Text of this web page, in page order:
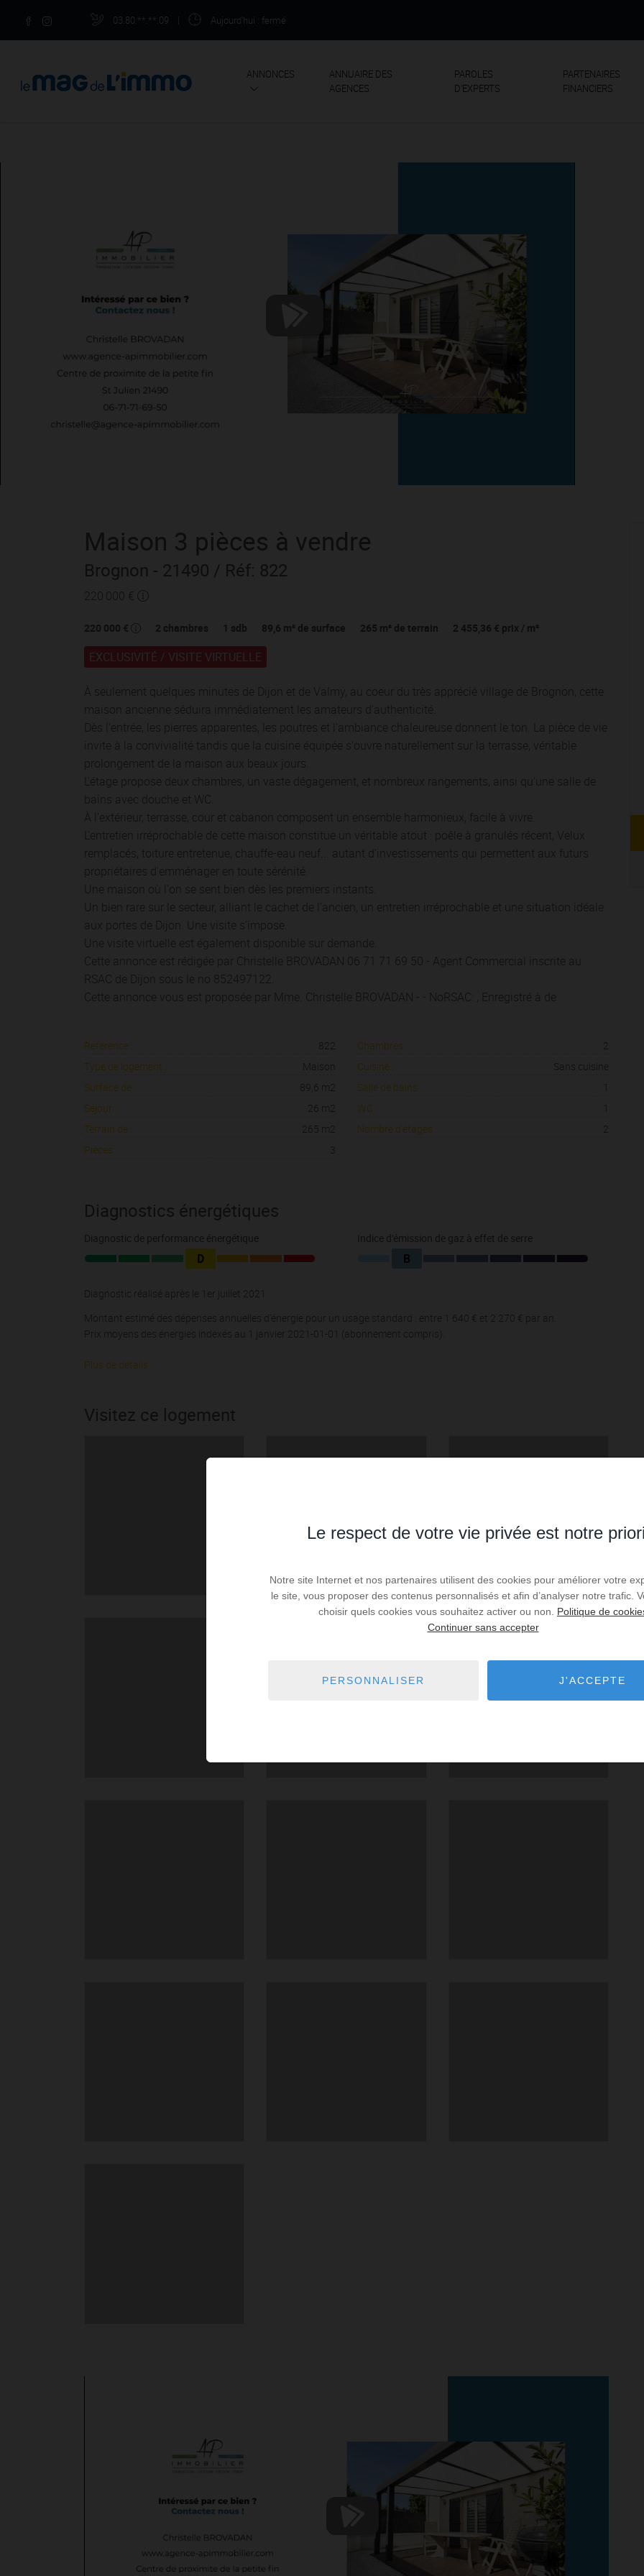
03.80.**.**.09 Aujourd'hui : fermé
ANNONCES
ANNUAIRE DES
AGENCES
PAROLES
D'EXPERTS
PARTENAIRES
FINANCIERS
Maison 3 pièces à vendre
Brognon - 21490 / Réf: 822
220 000 €
220 000 € 2 chambres 1 sdb 89,6 m² de surface 265 m² de terrain 2 455,36 € prix / m²
EXCLUSIVITÉ / VISITE VIRTUELLE
À seulement quelques minutes de Dijon et de Valmy, au coeur du très apprécié village de Brognon, cette
maison ancienne séduira immédiatement les amateurs d'authenticité.
Dès l'entrée, les pierres apparentes, les poutres et l'ambiance chaleureuse donnent le ton. La pièce de vie
invite à la convivialité tandis que la cuisine équipée s'ouvre naturellement sur la terrasse, véritable
prolongement de la maison aux beaux jours.
L'étage propose deux chambres, un vaste dégagement, et nombreux rangements, ainsi qu'une salle de
bains avec douche et WC.
À l'extérieur, terrasse, cour et cabanon composent un ensemble harmonieux, facile à vivre.
L'entretien irréprochable de cette maison constitue un véritable atout : poêle à granulés récent, Velux
remplacés, toiture entretenue, chauffe-eau neuf... autant d'investissements qui permettent aux futurs
propriétaires d'emménager en toute sérénité.
Une maison où l'on se sent bien dès les premiers instants.
Un bien rare sur le secteur, alliant le cachet de l'ancien, un entretien irréprochable et une situation idéale
aux portes de Dijon. Une visite s'impose.
Une visite virtuelle est également disponible sur demande.
Cette annonce est rédigée par Christelle BROVADAN 06 71 71 69 50 - Agent Commercial inscrite au
RSAC de Dijon sous le no 852497122.
Cette annonce vous est proposée par Mme. Christelle BROVADAN - - NoRSAC: , Enregistré à de
Référence :
822
Type de logement :
Maison
Surface de :
89,6 m2
Séjour :
26 m2
Terrain de :
265 m2
Pièces :
3
Chambres :
2
Cuisine :
Sans cuisine
Salle de bains :
WC :
Nombre d'étages :
2
Diagnostics énergétiques
Diagnostic de performance énergétique
D
Diagnostic réalisé après le 1er juillet 2021
Indice d'émission de gaz à effet de serre
B
Montant estimé des dépenses annuelles d'énergie pour un usage standard : entre 1 640 € et 2 270 € par an.
Prix moyens des énergies indexés au 1 janvier 2021-01-01 (abonnement compris).
Plus de détails
Visitez ce logement
Le respect de votre vie privée est notre
Notre site Internet et nos partenaires utilisent des cookies pour améliorer votre
le site, vous proposer des contenus personnalisés et afin d’analyser notre trafic.
choisir quels cookies vous souhaitez activer ou non. Politique de
Continuer sans accepter
PERSONNALISER J'ACCEPTE